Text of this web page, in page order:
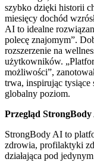
szybko dzięki historii
miesięcy dochód
AI to idealne
polecę znajomym”.
rozszerzenie na
użytkowników.
możliwości”,
trwa, inspirując tysiące
globalny poziom.
Przegląd
StrongBody AI to
zdrowia, profilaktyki
działająca pod